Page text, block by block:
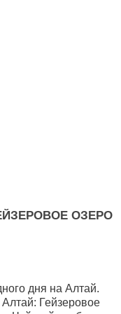
ОЗЕРО
дня на Алтай.
Гейзеровое